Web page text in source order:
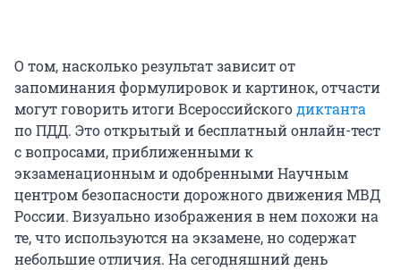
О том, насколько результат зависит от
запоминания формулировок и картинок, отчасти
могут говорить итоги Всероссийскогодиктанта
по ПДД. Это открытый и бесплатный онлайн-тест
с вопросами, приближенными к
экзаменационным и одобренными Научным
центром безопасности дорожного движения МВД
России. Визуально изображения в нем похожи на
те, что используются на экзамене, но содержат
небольшие отличия. На сегодняшний день